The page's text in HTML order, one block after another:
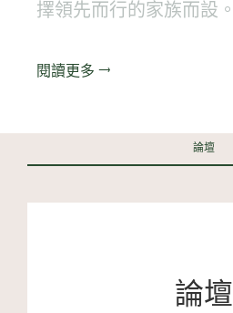
擇領先而行的家族而設。
閱讀更多 ‭→
論壇
論壇